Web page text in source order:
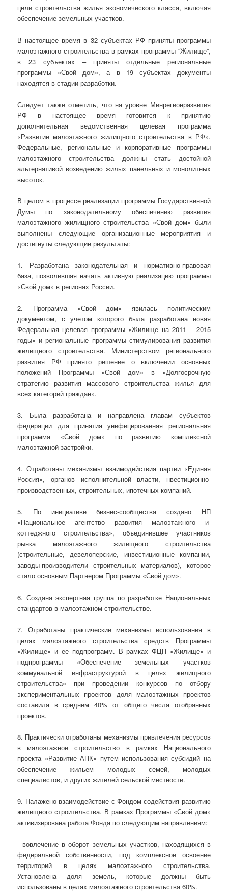
цели строительства жилья экономического класса, включая
обеспечение земельных участков.
В настоящее время в 32 субъектах РФ приняты программы
малоэтажного строительства в рамках программы “Жилище”,
в 23 субъектах – приняты отдельные региональные
программы «Свой дом», а в 19 субъектах документы
находятся в стадии разработки.
Следует также отметить, что на уровне Минрегионразвития
РФ в настоящее время готовится к принятию
дополнительная ведомственная целевая программа
«Развитие малоэтажного жилищного строительства в РФ».
Федеральные, региональные и корпоративные программы
малоэтажного строительства должны стать достойной
альтернативой возведению жилых панельных и монолитных
высоток.
В целом в процессе реализации программы Государственной
Думы по законодательному обеспечению развития
малоэтажного жилищного строительства «Свой дом» были
выполнены следующие организационные мероприятия и
достигнуты следующие результаты:
1. Разработана законодательная и нормативно-правовая
база, позволившая начать активную реализацию программы
«Свой дом» в регионах России.
2. Программа «Свой дом» явилась политическим
документом, с учетом которого была разработана новая
Федеральная целевая программы «Жилище на 2011 – 2015
годы» и региональные программы стимулирования развития
жилищного строительства. Министерством регионального
развития РФ принято решение о включении основных
положений Программы «Свой дом» в «Долгосрочную
стратегию развития массового строительства жилья для
всех категорий граждан».
3. Была разработана и направлена главам субъектов
федерации для принятия унифицированная региональная
программа «Свой дом» по развитию комплексной
малоэтажной застройки.
4. Отработаны механизмы взаимодействия партии «Единая
Россия», органов исполнительной власти, нвестиционно-
производственных, строительных, ипотечных компаний.
5. По инициативе бизнес-сообщества создано НП
«Национальное агентство развития малоэтажного и
коттеджного строительства», объединившее участников
рынка малоэтажного жилищного строительства
(строительные, девелоперские, инвестиционные компании,
заводы-производители строительных материалов), которое
стало основным Партнером Программы «Свой дом».
6. Создана экспертная группа по разработке Национальных
стандартов в малоэтажном строительстве.
7. Отработаны практические механизмы использования в
целях малоэтажного строительства средств Программы
«Жилище» и ее подпрограмм. В рамках ФЦП «Жилище» и
подпрограммы «Обеспечение земельных участков
коммунальной инфраструктурой в целях жилищного
строительства» при проведении конкурсов по отбору
экспериментальных проектов доля малоэтажных проектов
составила в среднем 40% от общего числа отобранных
проектов.
8. Практически отработаны механизмы привлечения ресурсов
в малоэтажное строительство в рамках Национального
проекта «Развитие АПК» путем использования субсидий на
обеспечение жильем молодых семей, молодых
специалистов, и других жителей сельской местности.
9. Налажено взаимодействие с Фондом содействия развитию
жилищного строительства. В рамках Программы «Свой дом»
активизирована работа Фонда по следующим направлениям:
- вовлечение в оборот земельных участков, находящихся в
федеральной собственности, под комплексное освоение
территорий в целях малоэтажного строительства.
Установлена доля земель, которые должны быть
использованы в целях малоэтажного строительства 60%.